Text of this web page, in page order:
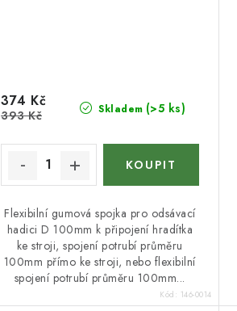
Skladem (>5 ks)
374 Kč
393 Kč
Flexibilní gumová spojka pro odsávací
hadici D 100mm k připojení hradítka
ke stroji, spojení potrubí průměru
100mm přímo ke stroji, nebo flexibilní
spojení potrubí průměru 100mm...
Kód: 146-0014